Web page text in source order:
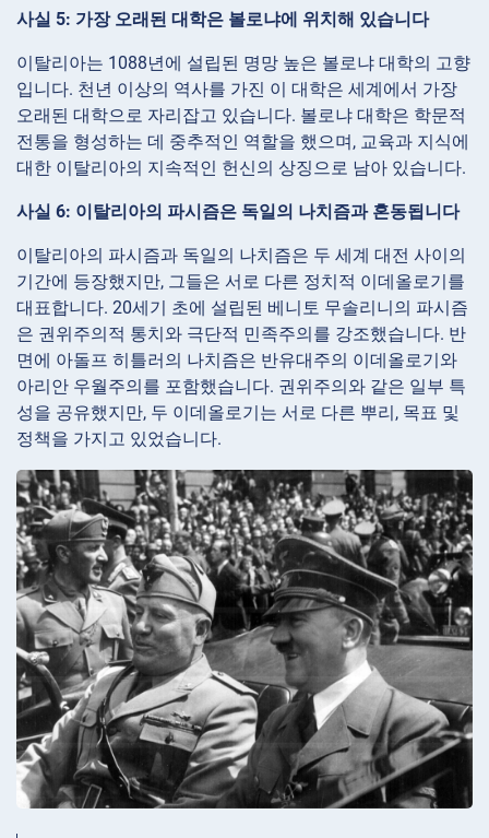
사실 5: 가장 오래된 대학은 볼로냐에 위치해 있습니다
이탈리아는 1088년에 설립된 명망 높은 볼로냐 대학의 고향
입니다. 천년 이상의 역사를 가진 이 대학은 세계에서 가장
오래된 대학으로 자리잡고 있습니다. 볼로냐 대학은 학문적
전통을 형성하는 데 중추적인 역할을 했으며, 교육과 지식에
대한 이탈리아의 지속적인 헌신의 상징으로 남아 있습니다.
사실 6: 이탈리아의 파시즘은 독일의 나치즘과 혼동됩니다
이탈리아의 파시즘과 독일의 나치즘은 두 세계 대전 사이의
기간에 등장했지만, 그들은 서로 다른 정치적 이데올로기를
대표합니다. 20세기 초에 설립된 베니토 무솔리니의 파시즘
은 권위주의적 통치와 극단적 민족주의를 강조했습니다. 반
면에 아돌프 히틀러의 나치즘은 반유대주의 이데올로기와
아리안 우월주의를 포함했습니다. 권위주의와 같은 일부 특
성을 공유했지만, 두 이데올로기는 서로 다른 뿌리, 목표 및
정책을 가지고 있었습니다.